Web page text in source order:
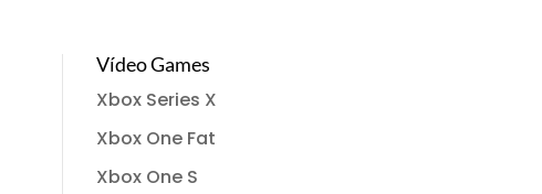
Vídeo Games
Xbox Series X
Xbox One Fat
Xbox One S